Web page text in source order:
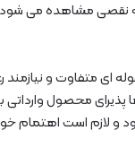
نقصی مشاهده می
متفاوت ‌و نیازمند
پذیرای محصول
و لازم است اهتمام